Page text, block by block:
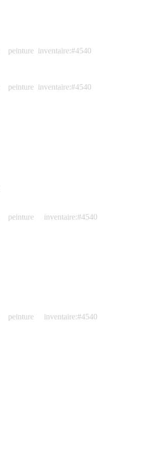
peinture inventaire:#4540
peinture inventaire:#4540
peinture
inventaire:#4540
peinture
inventaire:#4540